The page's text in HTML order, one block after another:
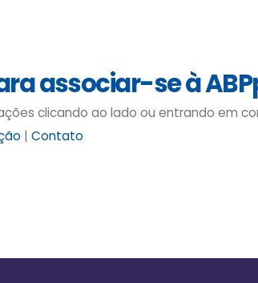
associar-se à
clicando ao lado ou entrando em
| Contato